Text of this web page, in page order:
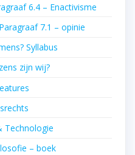
6.4 – Enactivisme
7.1 – opinie
Syllabus
zijn wij?
Technologie
– boek